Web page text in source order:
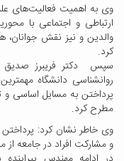
وی به اهمیت فعالیت‌های
ارتباطی و اجتماعی با
والدین و نیز نقش
کرد.
سپس دکتر فریبرز صدیق
روانشناسی دانشگاه
پرداختن به مسایل اساسی
مطرح کرد.
وی خاطر نشان کرد:
و مشارکت افراد در جامعه